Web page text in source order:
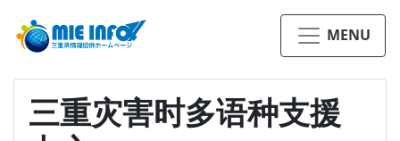
MENU
三重灾害时多语种支援